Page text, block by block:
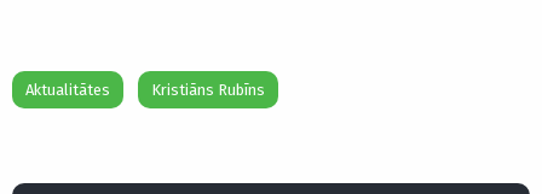
Aktualitātes Kristiāns Rubīns